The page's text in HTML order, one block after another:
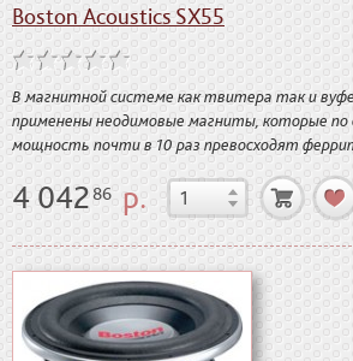
Boston Acoustics SX55
В магнитной системе как твитера так и
применены неодимовые магниты, которые
мощность почти в 10 раз превосходят
4 04286 р.